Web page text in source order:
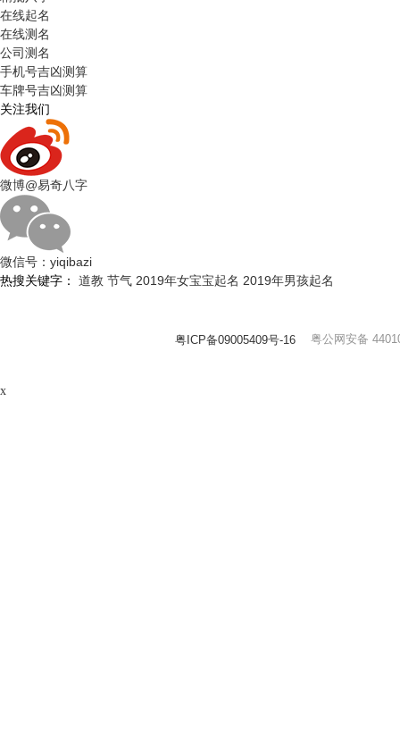
在线起名
在线测名
公司测名
手机号吉凶测算
车牌号吉凶测算
关注我们
微博@易奇八字
微信号： yiqibazi
热搜关键字： 道教 节气 2019年女宝宝起名 2019年男孩起名
粤ICP备09005409号-16 粤公网安备
x